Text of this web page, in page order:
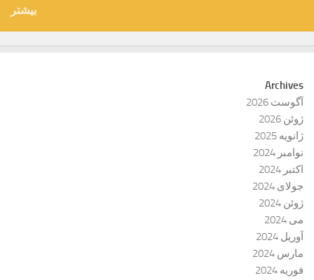
بیشتر
Archives
آگوست 2026
ژوئن 2026
ژانویه 2025
نوامبر 2024
اکتبر 2024
جولای 2024
ژوئن 2024
می 2024
آوریل 2024
مارس 2024
فوریه 2024